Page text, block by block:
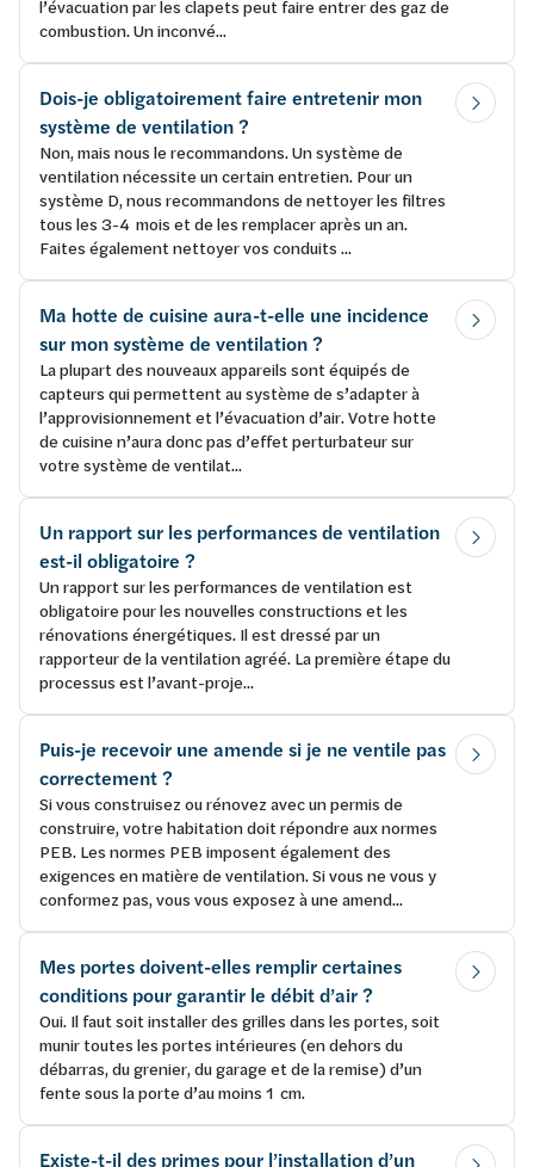
l’évacuation par les clapets peut faire entrer des gaz de
combustion. Un inconvé...
Dois-je obligatoirement faire entretenir mon
système de ventilation ?
Non, mais nous le recommandons. Un système de
ventilation nécessite un certain entretien. Pour un
système D, nous recommandons de nettoyer les filtres
tous les 3-4 mois et de les remplacer après un an.
Faites également nettoyer vos conduits ...
Ma hotte de cuisine aura-t-elle une incidence
sur mon système de ventilation ?
La plupart des nouveaux appareils sont équipés de
capteurs qui permettent au système de s’adapter à
l’approvisionnement et l’évacuation d’air. Votre hotte
de cuisine n’aura donc pas d’effet perturbateur sur
votre système de ventilat...
Un rapport sur les performances de ventilation
est-il obligatoire ?
Un rapport sur les performances de ventilation est
obligatoire pour les nouvelles constructions et les
rénovations énergétiques. Il est dressé par un
rapporteur de la ventilation agréé. La première étape du
processus est l’avant-proje...
Puis-je recevoir une amende si je ne ventile pas
correctement ?
Si vous construisez ou rénovez avec un permis de
construire, votre habitation doit répondre aux normes
PEB. Les normes PEB imposent également des
exigences en matière de ventilation. Si vous ne vous y
conformez pas, vous vous exposez à une amend...
Mes portes doivent-elles remplir certaines
conditions pour garantir le débit d’air ?
Oui. Il faut soit installer des grilles dans les portes, soit
munir toutes les portes intérieures (en dehors du
débarras, du grenier, du garage et de la remise) d’un
fente sous la porte d’au moins 1 cm.
Existe-t-il des primes pour l’installation d’un